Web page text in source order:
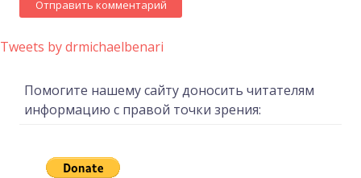
Tweets by drmichaelbenari
Помогите нашему сайту доносить читателям
информацию с правой точки зрения: